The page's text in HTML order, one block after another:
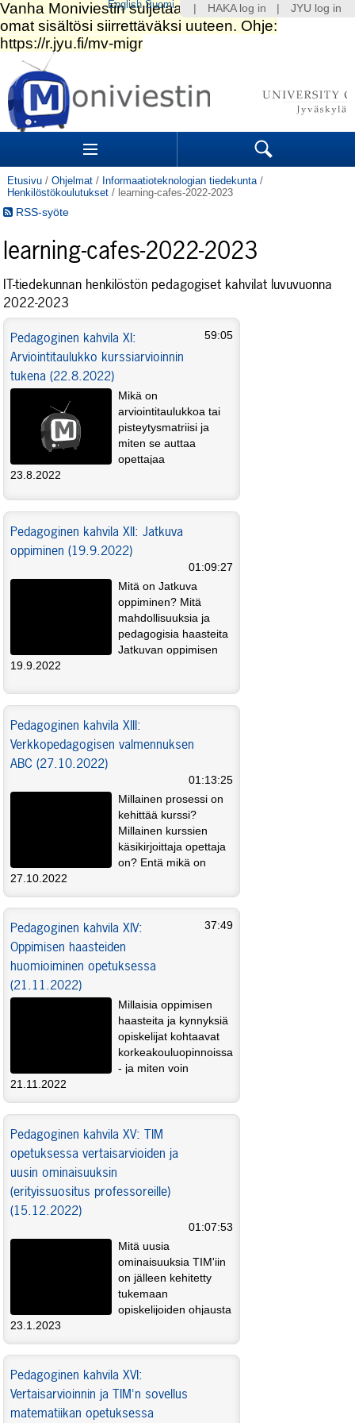
Siirry
sisältöön.
|
Siirry
navigointiin
Sections Search
Etusivu / Ohjelmat / Informaatioteknologian tiedekunta /
Henkilöstökoulutukset / learning-cafes-2022-2023
RSS-syöte
learning-cafes-2022-2023
IT-tiedekunnan henkilöstön pedagogiset kahvilat luvuvuonna
2022-2023
Pedagoginen kahvila XI:
Arviointitaulukko kurssiarvioinnin
tukena (22.8.2022)
59:05
Mikä on
arviointitaulukkoa tai
pisteytysmatriisi ja
miten se auttaa
opettajaa
arviointityössä? Kuinka toteuttaa
23.8.2022
Pedagoginen kahvila XII: Jatkuva
oppiminen (19.9.2022)
01:09:27
Mitä on Jatkuva
oppiminen? Mitä
mahdollisuuksia ja
pedagogisia haasteita
Jatkuvan oppimisen
vaatimukset tuovat kursseille? Kenelle
voimme sitä pedagogisesti mielekkäästi ja
19.9.2022
Pedagoginen kahvila XIII:
Verkkopedagogisen valmennuksen
ABC (27.10.2022)
01:13:25
Millainen prosessi on
kehittää kurssi?
Millainen kurssien
käsikirjoittaja opettaja
on? Entä mikä on
verkkopedagogisen suunnittelun ABC-malli?
sen menetelmistä ja työkaluista alustaa
alustaa koulutusteknologian konkari, jo yli
20 vuotta hybridiopetusta hyödyntänyt ja
edelleen opetustaan kehittävä Leena
Hiltunen.
27.10.2022
Pedagoginen kahvila XIV:
Oppimisen haasteiden
huomioiminen opetuksessa
(21.11.2022)
37:49
Millaisia oppimisen
haasteita ja kynnyksiä
opiskelijat kohtaavat
korkeakouluopinnoissa
- ja miten voin
käytännönläheisesti ottaa nämä huomioon
kursseillani? Oppimisen haasteista ja niiden
opetuksessa huomioimisesta alustaa
Student Life -toiminnan yliopistonopettaja,
erityisopettajataustainen Juha Kontinen.
21.11.2022
Pedagoginen kahvila XV: TIM
opetuksessa vertaisarvioiden ja
uusin ominaisuuksin
(erityissuositus professoreille)
(15.12.2022)
01:07:53
Mitä uusia
ominaisuuksia TIM'iin
on jälleen kehitetty
tukemaan
opiskelijoiden ohjausta
ja oppimista? Miten vertaisarviointi sujuu
antaa opetukseen? Aiheesta alustaa TIM-
velho Vesa Lappalainen.
23.1.2023
Pedagoginen kahvila XVI:
Vertaisarvioinnin ja TIM'n sovellus
matematiikan opetuksessa
HAKA log in JYU log in
English Suomi